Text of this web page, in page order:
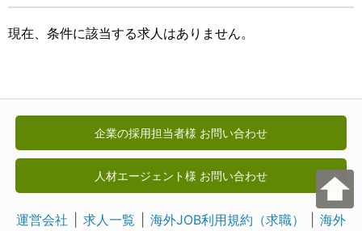
現在、条件に該当する求人はありません。
企業の採用担当者様 お問い合わせ
人材エージェント様 お問い合わせ
運営会社 求人一覧 海外JOB利用規約（求職） 海外